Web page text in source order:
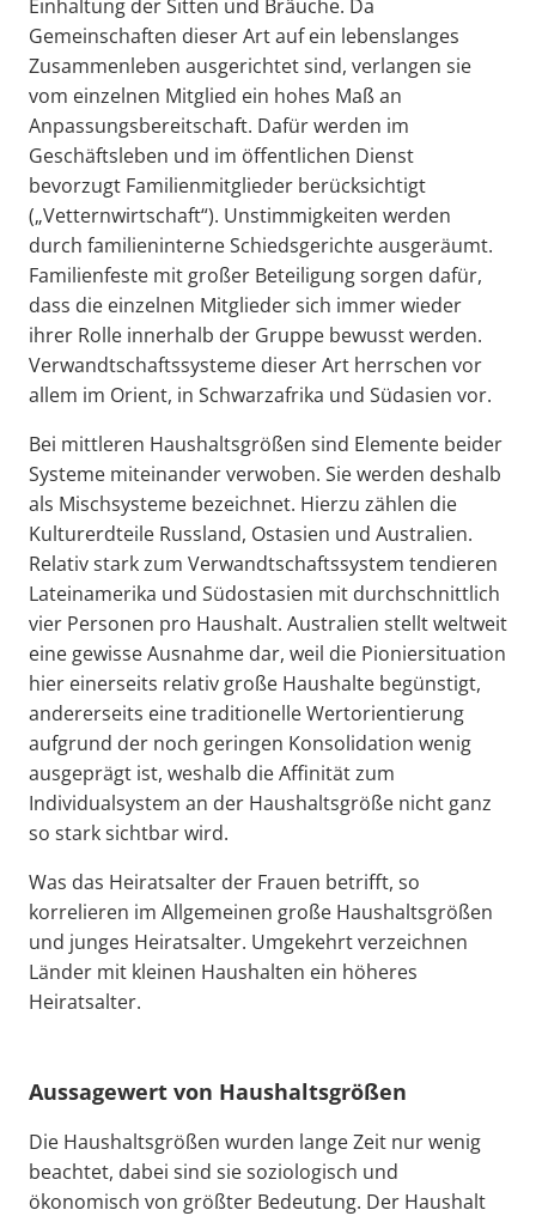
Einhaltung der Sitten und Bräuche. Da
Gemeinschaften dieser Art auf ein lebenslanges
Zusammenleben ausgerichtet sind, verlangen sie
vom einzelnen Mitglied ein hohes Maß an
Anpassungsbereitschaft. Dafür werden im
Geschäftsleben und im öffentlichen Dienst
bevorzugt Familienmitglieder berücksichtigt
(„Vetternwirtschaft“). Unstimmigkeiten werden
durch familieninterne Schiedsgerichte ausgeräumt.
Familienfeste mit großer Beteiligung sorgen dafür,
dass die einzelnen Mitglieder sich immer wieder
ihrer Rolle innerhalb der Gruppe bewusst werden.
Verwandtschaftssysteme dieser Art herrschen vor
allem im Orient, in Schwarzafrika und Südasien vor.
Bei mittleren Haushaltsgrößen sind Elemente beider
Systeme miteinander verwoben. Sie werden deshalb
als Mischsysteme bezeichnet. Hierzu zählen die
Kulturerdteile Russland, Ostasien und Australien.
Relativ stark zum Verwandtschaftssystem tendieren
Lateinamerika und Südostasien mit durchschnittlich
vier Personen pro Haushalt. Australien stellt weltweit
eine gewisse Ausnahme dar, weil die Pioniersituation
hier einerseits relativ große Haushalte begünstigt,
andererseits eine traditionelle Wertorientierung
aufgrund der noch geringen Konsolidation wenig
ausgeprägt ist, weshalb die Affinität zum
Individualsystem an der Haushaltsgröße nicht ganz
so stark sichtbar wird.
Was das Heiratsalter der Frauen betrifft, so
korrelieren im Allgemeinen große Haushaltsgrößen
und junges Heiratsalter. Umgekehrt verzeichnen
Länder mit kleinen Haushalten ein höheres
Heiratsalter.
Aussagewert von Haushaltsgrößen
Die Haushaltsgrößen wurden lange Zeit nur wenig
beachtet, dabei sind sie soziologisch und
ökonomisch von größter Bedeutung. Der Haushalt